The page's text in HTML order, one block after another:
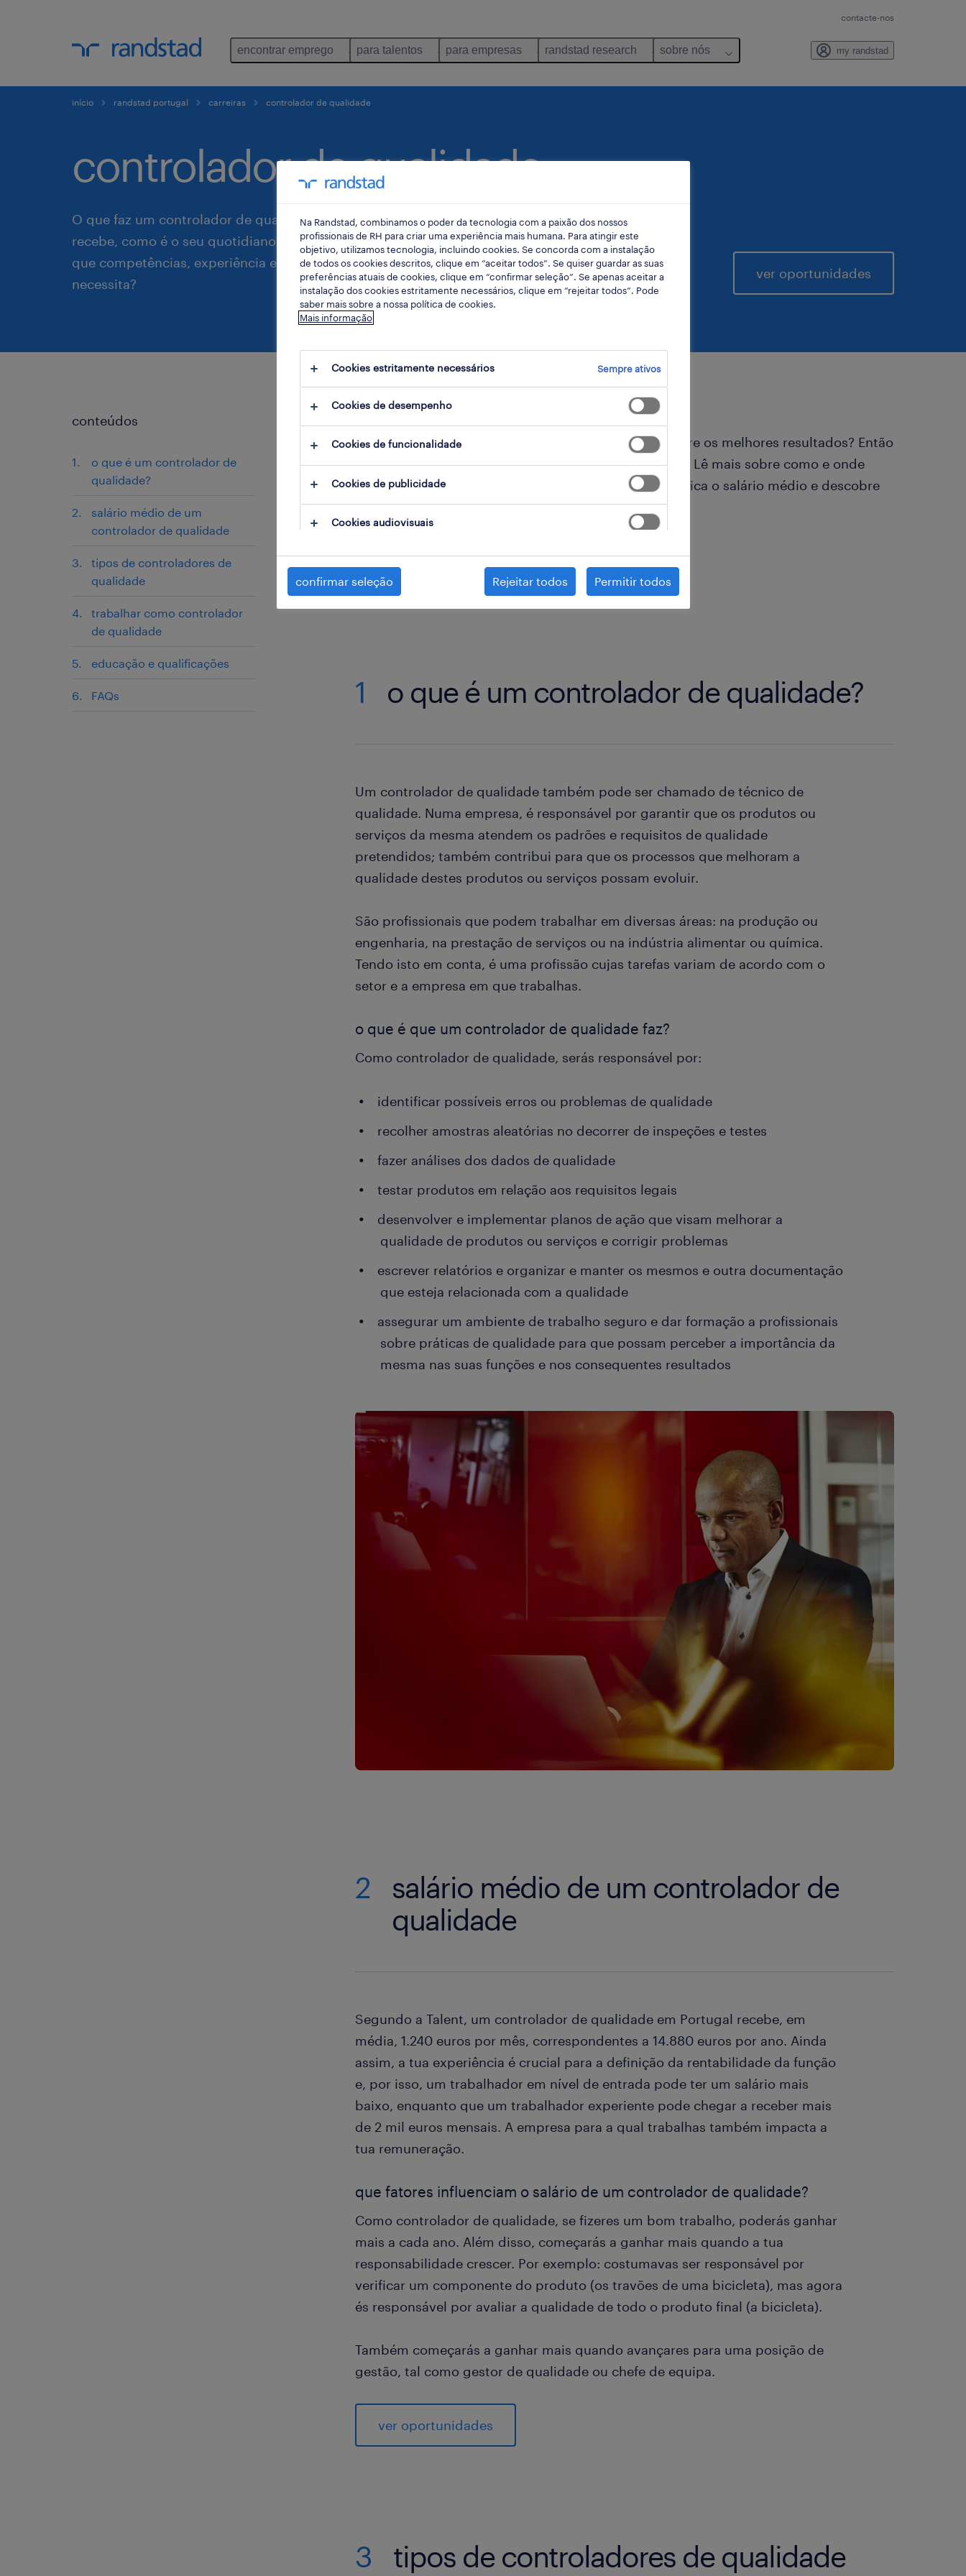
contacte-nos
encontrar emprego para talentos para empresas randstad research sobre nós my randstad
início randstad portugal carreiras controlador de qualidade
controlador de qualidade
O que faz um controlador de qualidade, quanto
recebe, como é o seu quotidiano de trabalho e de
que competências, experiência e formação
necessita?
ver oportunidades
conteúdos
o que é um controlador de
qualidade?
salário médio de um
controlador de qualidade
tipos de controladores de
qualidade
trabalhar como controlador
de qualidade
educação e qualificações
FAQs
controlador de qualidade
Por vezes acusam-te de ser rigoroso e procuras sempre os melhores resultados? Então
descobre o trabalho de um controlador de qualidade! Lê mais sobre como e onde
podes trabalhar como controlador de qualidade, verifica o salário médio e descobre
quais são as tuas oportunidades de carreira.
gestor de qualidade
1 o que é um controlador de qualidade?
Um controlador de qualidade também pode ser chamado de técnico de
qualidade. Numa empresa, é responsável por garantir que os produtos ou
serviços da mesma atendem os padrões e requisitos de qualidade
pretendidos; também contribui para que os processos que melhoram a
qualidade destes produtos ou serviços possam evoluir.
São profissionais que podem trabalhar em diversas áreas: na produção ou
engenharia, na prestação de serviços ou na indústria alimentar ou química.
Tendo isto em conta, é uma profissão cujas tarefas variam de acordo com o
setor e a empresa em que trabalhas.
o que é que um controlador de qualidade faz?
Como controlador de qualidade, serás responsável por:
identificar possíveis erros ou problemas de qualidade
recolher amostras aleatórias no decorrer de inspeções e testes
fazer análises dos dados de qualidade
testar produtos em relação aos requisitos legais
desenvolver e implementar planos de ação que visam melhorar a
qualidade de produtos ou serviços e corrigir problemas
escrever relatórios e organizar e manter os mesmos e outra documentação
que esteja relacionada com a qualidade
assegurar um ambiente de trabalho seguro e dar formação a profissionais
sobre práticas de qualidade para que possam perceber a importância da
mesma nas suas funções e nos consequentes resultados
2
salário médio de um controlador de
qualidade
Segundo a Talent, um controlador de qualidade em Portugal recebe, em
média, 1.240 euros por mês, correspondentes a 14.880 euros por ano. Ainda
assim, a tua experiência é crucial para a definição da rentabilidade da função
e, por isso, um trabalhador em nível de entrada pode ter um salário mais
baixo, enquanto que um trabalhador experiente pode chegar a receber mais
de 2 mil euros mensais. A empresa para a qual trabalhas também impacta a
tua remuneração.
que fatores influenciam o salário de um controlador de qualidade?
Como controlador de qualidade, se fizeres um bom trabalho, poderás ganhar
mais a cada ano. Além disso, começarás a ganhar mais quando a tua
responsabilidade crescer. Por exemplo: costumavas ser responsável por
verificar um componente do produto (os travões de uma bicicleta), mas agora
és responsável por avaliar a qualidade de todo o produto final (a bicicleta).
Também começarás a ganhar mais quando avançares para uma posição de
gestão, tal como gestor de qualidade ou chefe de equipa.
ver oportunidades
3 tipos de controladores de qualidade
Na Randstad, combinamos o poder da tecnologia com a paixão dos nossos
profissionais de RH para criar uma experiência mais humana. Para atingir este
objetivo, utilizamos tecnologia, incluindo cookies. Se concorda com a instalação
de todos os cookies descritos, clique em “aceitar todos”. Se quiser guardar as suas
preferências atuais de cookies, clique em “confirmar seleção”. Se apenas aceitar a
instalação dos cookies estritamente necessários, clique em “rejeitar todos”. Pode
saber mais sobre a nossa política de cookies.
Mais informação
Cookies estritamente necessários Sempre ativos
Cookies de desempenho
Cookies de funcionalidade
Cookies de publicidade
Cookies audiovisuais
confirmar seleção Rejeitar todos Permitir todos